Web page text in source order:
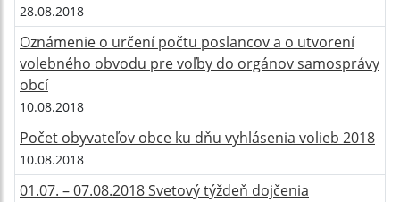
28.08.2018
Oznámenie o určení počtu poslancov a o utvorení
volebného obvodu pre voľby do orgánov samosprávy
obcí
10.08.2018
Počet obyvateľov obce ku dňu vyhlásenia volieb 2018
10.08.2018
01.07. – 07.08.2018 Svetový týždeň dojčenia